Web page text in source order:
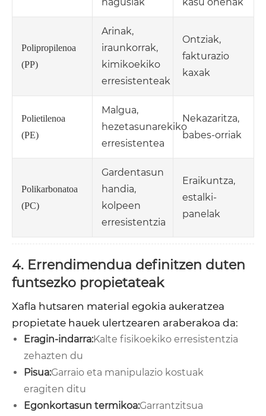
Polipropilenoa
(PP)
Arinak,
iraunkorrak,
kimikoekiko
erresistenteak
Ontziak,
fakturazio
kaxak
Polietilenoa
(PE)
Malgua,
hezetasunarekiko
erresistentea
Nekazaritza,
babes-orriak
Polikarbonatoa
(PC)
Gardentasun
handia,
kolpeen
erresistentzia
Eraikuntza,
estalki-
panelak
4. Errendimendua definitzen duten
funtsezko propietateak
Xafla hutsaren material egokia aukeratzea
propietate hauek ulertzearen araberakoa da:
Eragin-indarra:Kalte fisikoekiko erresistentzia
zehazten du
Pisua:Garraio eta manipulazio kostuak
eragiten ditu
Egonkortasun termikoa:Garrantzitsua